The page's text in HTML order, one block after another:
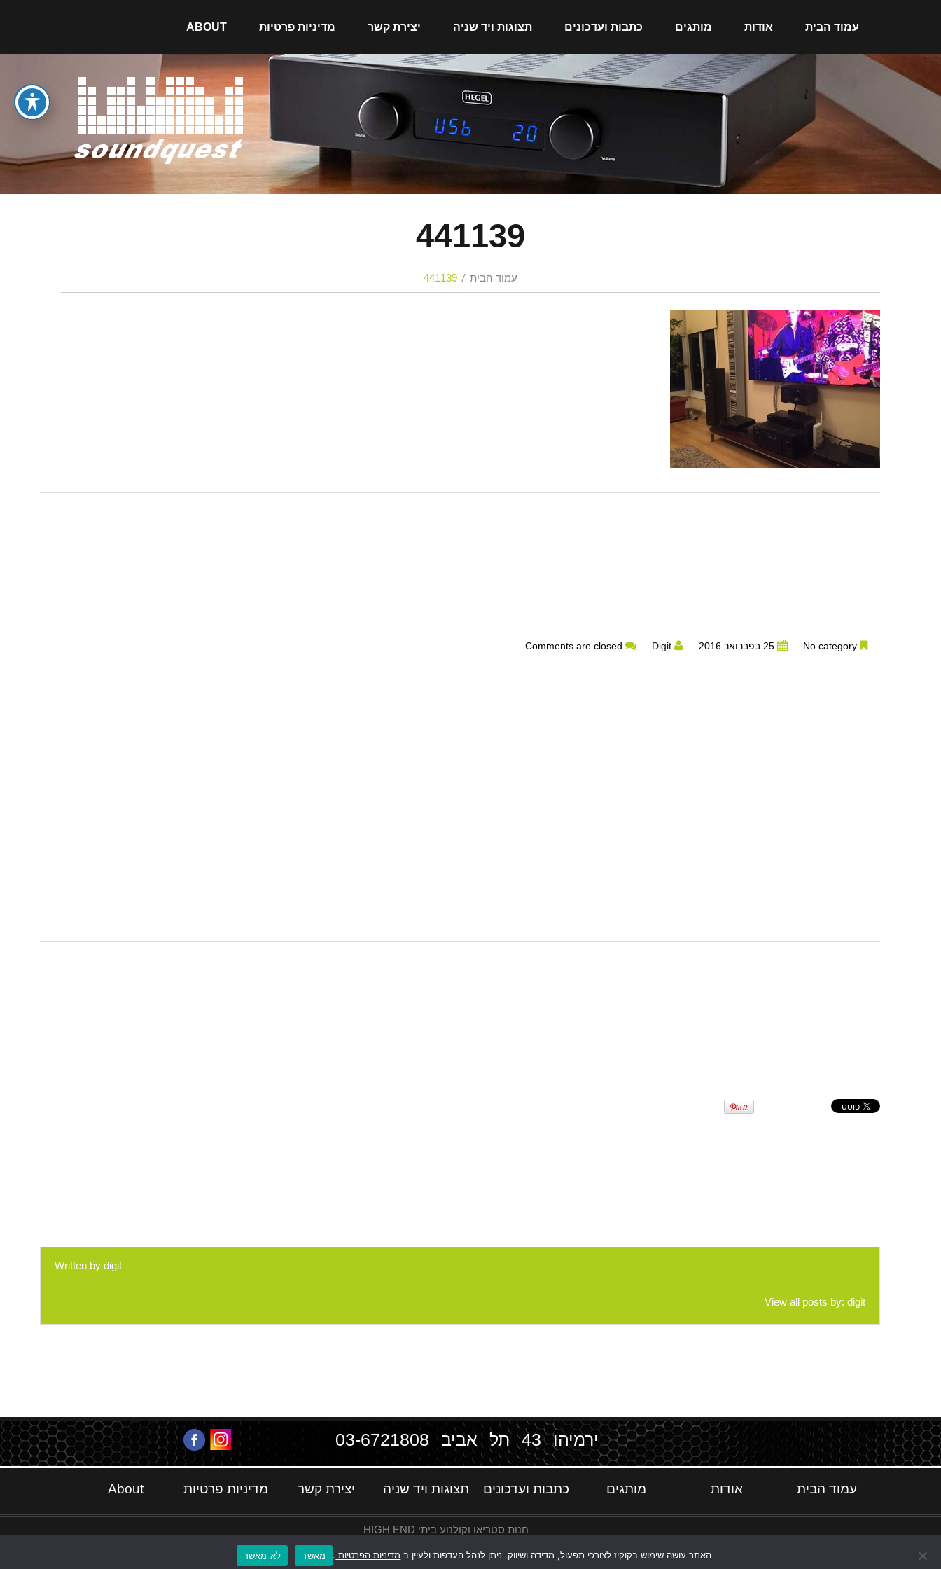
עמוד הבית אודות מותגים כתבות ועדכונים תצוגות ויד שניה יצירת קשר מדיניות פרטיות ABOUT
441139
עמוד הבית 441139
25 בפברואר 2016 Digit
Comments are closed
Written by digit
View all posts by: digit
ירמיהו 43 תל אביב 03-6721808
עמוד הבית אודות מותגים כתבות ועדכונים תצוגות ויד שניה יצירת קשר מדיניות פרטיות About
חנות סטריאו וקולנוע ביתי HIGH END
האתר עושה שימוש בקוקיז לצורכי תפעול, מדידה ושיווק. ניתן לנהל העדפות ולעיין ב מדיניות הפרטיות . מאשר לא מאשר